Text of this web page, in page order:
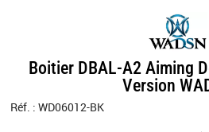
Boitier DBAL-A2 Aiming
Version
Réf. : WD06012-BK